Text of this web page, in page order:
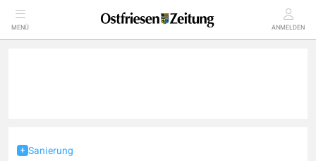
MENÜ ANMELDEN
Sanierung